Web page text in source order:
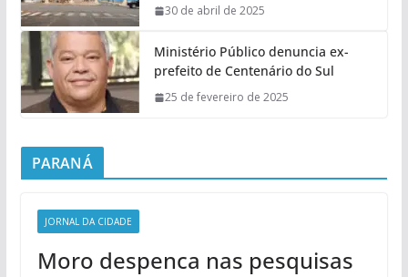
30 de abril de 2025
Ministério Público denuncia ex-
prefeito de Centenário do Sul
25 de fevereiro de 2025
PARANÁ
JORNAL DA CIDADE
Moro despenca nas pesquisas